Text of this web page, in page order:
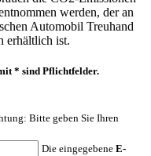
werden, der an
Automobil Treuhand
erhältlich ist.
* sind Pflichtfelder.
Bitte geben Sie Ihren
Die eingegebene E-